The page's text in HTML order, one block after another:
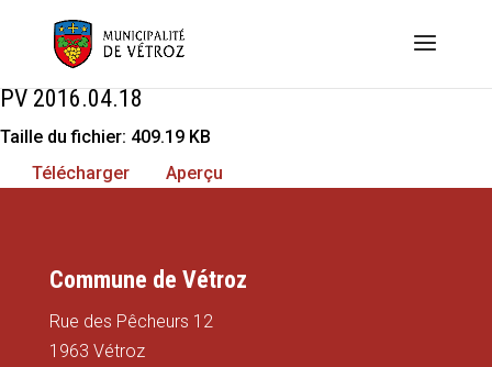
PV 2016.04.18
Taille du fichier: 409.19 KB
Télécharger
Aperçu
Commune de Vétroz
Rue des Pêcheurs 12
1963 Vétroz